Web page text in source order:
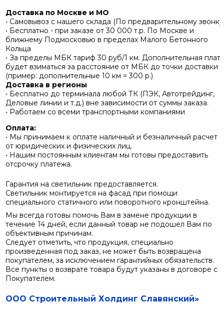
Доставка по Москве и МО
• Самовывоз с нашего склада (По предварительному
• Бесплатно - при заказе от 30 000 т.р. По Москве и
ближнему Подмосковью в пределах Малого Бетонного
Кольца
• За пределы МБК тариф 30 руб/1 км. Дополнительная плата
будет взиматься за расстояние от МБК до точки доставки
(пример: дополнительные 10 км = 300 р.)
Доставка в регионы
• Бесплатно до терминала любой ТК (ПЭК, Автотрейдинг,
Деловые линии и т.д.) вне зависимости от суммы заказа.
• Работаем со всеми транспортными компаниями
Оплата:
• Мы принимаем к оплате наличный и безналичный расчет
от юридических и физических лиц.
• Нашим постоянным клиентам мы готовы предоставить
отсрочку платежа.
Гарантия на светильник предоставляется.
Светильник монтируется на фасад при помощи
специального статичного или поворотного кронштейна.
Мы всегда готовы помочь Вам в замене продукции в
течение 14 дней, если данный товар не подошел Вам по
объективным причинам.
Следует отметить, что продукция, специально
произведенная под заказ, не может быть возвращена
покупателем, за исключением гарантийных обязательств.
Все пункты о возврате товара будут указаны в договоре с
Покупателем.
ООО Строительный Холдинг Славянский»